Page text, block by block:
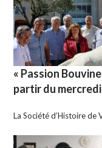
« Passion
partir du
La Société d’Histoire